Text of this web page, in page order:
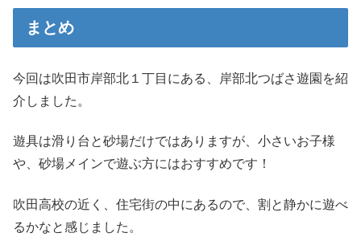
まとめ
今回は吹田市岸部北１丁目にある、岸部北つばさ遊園を紹
介しました。
遊具は滑り台と砂場だけではありますが、小さいお子様
や、砂場メインで遊ぶ方にはおすすめです！
吹田高校の近く、住宅街の中にあるので、割と静かに遊べ
るかなと感じました。